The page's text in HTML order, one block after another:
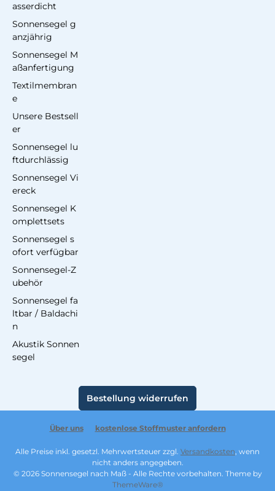
asserdicht
Sonnensegel g
anzjährig
Sonnensegel M
aßanfertigung
Textilmembran
e
Unsere Bestsell
er
Sonnensegel lu
ftdurchlässig
Sonnensegel Vi
ereck
Sonnensegel K
omplettsets
Sonnensegel s
ofort verfügbar
Sonnensegel-Z
ubehör
Sonnensegel fa
ltbar / Baldachi
n
Akustik Sonnen
segel
Bestellung widerrufen
Über uns kostenlose Stoffmuster anfordern
Alle Preise inkl. gesetzl. Mehrwertsteuer zzgl. Versandkosten, wenn
nicht anders angegeben.
© 2026 Sonnensegel nach Maß - Alle Rechte vorbehalten. Theme by
ThemeWare®